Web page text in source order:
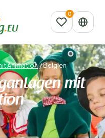
Animation/Belgien
mit